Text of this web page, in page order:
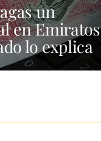
un
en Emiratos
lo explica